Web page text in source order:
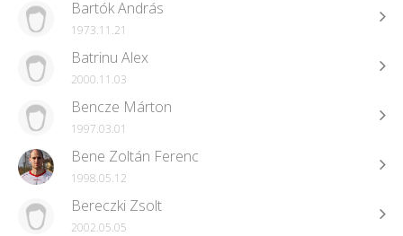
Bartók András
1973.11.21
Batrinu Alex
2000.11.03
Bencze Márton
1997.03.01
Bene Zoltán Ferenc
1998.05.12
Bereczki Zsolt
2002.05.05